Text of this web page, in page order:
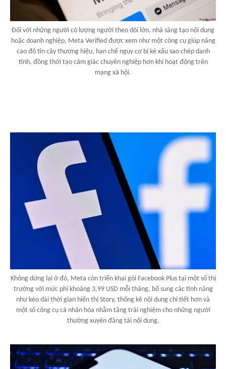
Đối với những người có lượng người theo dõi lớn, nhà sáng tạo nội dung
hoặc doanh nghiệp, Meta Verified được xem như một công cụ giúp nâng
cao độ tin cậy thương hiệu, hạn chế nguy cơ bị kẻ xấu sao chép danh
tính, đồng thời tạo cảm giác chuyên nghiệp hơn khi hoạt động trên
mạng xã hội.
Không dừng lại ở đó, Meta còn triển khai gói Facebook Plus tại một số thị
trường với mức phí khoảng 3,99 USD mỗi tháng, bổ sung các tính năng
như kéo dài thời gian hiển thị Story, thống kê nội dung chi tiết hơn và
một số công cụ cá nhân hóa nhằm tăng trải nghiệm cho những người
thường xuyên đăng tải nội dung.